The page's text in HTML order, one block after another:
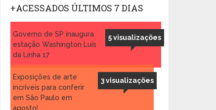
+ACESSADOS ÚLTIMOS 7 DIAS
5 visualizações
Governo de SP inaugura
estação Washington Luís
da Linha 17
3 visualizações
Exposições de arte
incríveis para conferir
em São Paulo em
agosto!